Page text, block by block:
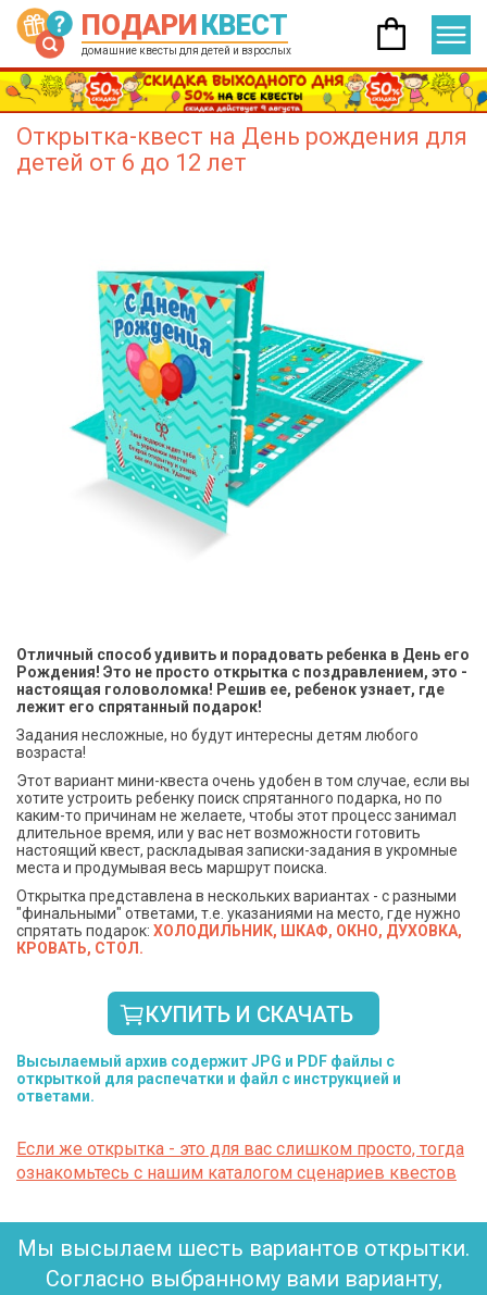
ПОДАРИКВЕСТ
домашние квесты для детей и взрослых
Открытка-квест на День рождения для
детей от 6 до 12 лет
Отличный способ удивить и порадовать ребенка в День его
Рождения! Это не просто открытка с поздравлением, это -
настоящая головоломка! Решив ее, ребенок узнает, где
лежит его спрятанный подарок!
Задания несложные, но будут интересны детям любого
возраста!
Этот вариант мини-квеста очень удобен в том случае, если вы
хотите устроить ребенку поиск спрятанного подарка, но по
каким-то причинам не желаете, чтобы этот процесс занимал
длительное время, или у вас нет возможности готовить
настоящий квест, раскладывая записки-задания в укромные
места и продумывая весь маршрут поиска.
Открытка представлена в нескольких вариантах - с разными
"финальными" ответами, т.е. указаниями на место, где нужно
спрятать подарок: ХОЛОДИЛЬНИК, ШКАФ, ОКНО, ДУХОВКА,
КРОВАТЬ, СТОЛ.
КУПИТЬ И СКАЧАТЬ
Высылаемый архив содержит JPG и PDF файлы с
открыткой для распечатки и файл с инструкцией и
ответами.
Если же открытка - это для вас слишком просто, тогда
ознакомьтесь с нашим каталогом сценариев квестов
Мы высылаем шесть вариантов открытки.
Согласно выбранному вами варианту,